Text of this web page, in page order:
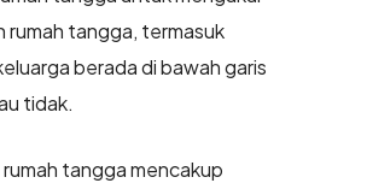
rumah tangga, termasuk
berada di bawah garis
tidak.
tangga mencakup